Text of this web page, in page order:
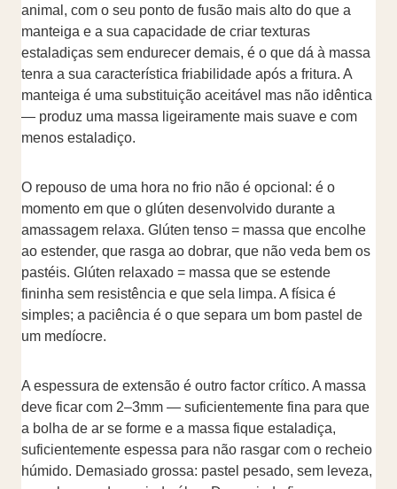
animal, com o seu ponto de fusão mais alto do que a
manteiga e a sua capacidade de criar texturas
estaladiças sem endurecer demais, é o que dá à massa
tenra a sua característica friabilidade após a fritura. A
manteiga é uma substituição aceitável mas não idêntica
— produz uma massa ligeiramente mais suave e com
menos estaladiço.
O repouso de uma hora no frio não é opcional: é o
momento em que o glúten desenvolvido durante a
amassagem relaxa. Glúten tenso = massa que encolhe
ao estender, que rasga ao dobrar, que não veda bem os
pastéis. Glúten relaxado = massa que se estende
fininha sem resistência e que sela limpa. A física é
simples; a paciência é o que separa um bom pastel de
um medíocre.
A espessura de extensão é outro factor crítico. A massa
deve ficar com 2–3mm — suficientemente fina para que
a bolha de ar se forme e a massa fique estaladiça,
suficientemente espessa para não rasgar com o recheio
húmido. Demasiado grossa: pastel pesado, sem leveza,